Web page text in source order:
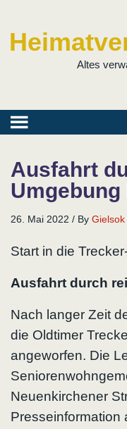
Altes
Ausfahrt
Umgebung
26. Mai 2022 / By Gielsok
Start in die
Ausfahrt durch
Nach langer Zeit
die Oldtimer
angeworfen. Die
Neuenkirchener
Presseinformation